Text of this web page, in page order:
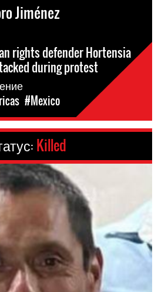
Jiménez
rights defender Hortensia
during protest
#Mexico
Killed